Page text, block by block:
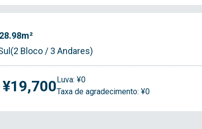
28.98m²
Bloco / 3 Andares)
¥19,700Luva: ¥0
Taxa de agradecimento: ¥0